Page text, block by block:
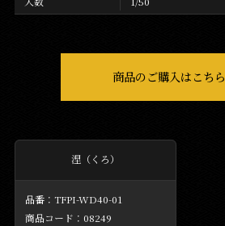
商品のご購入はこちら
涅（くろ）
TFPI-WD40-01
08249